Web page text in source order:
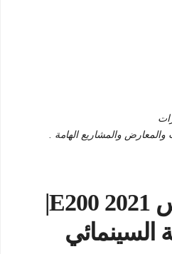
والمشاريع الهامة .
ايجار مرسيدس E200 2021|
السينمائي